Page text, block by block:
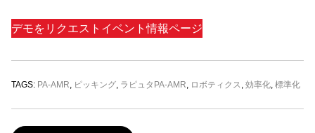
デモをリクエスト イベント情報ページ
TAGS: PA-AMR, ピッキング, ラピュタPA-AMR, ロボティクス, 効率化, 標準化